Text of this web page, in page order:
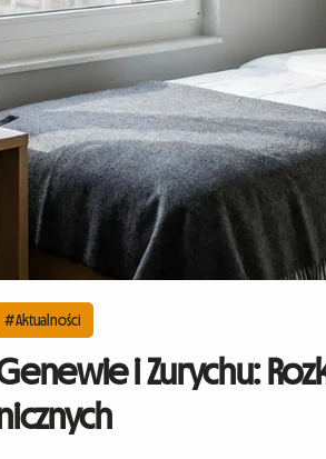
#Aktualności
i Zurychu: